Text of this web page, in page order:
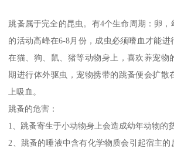
跳蚤属于完全的昆虫。有4个生命周期：卵
的活动高峰在6-8月份，成虫必须嗜血才能进
在猫、狗、鼠、猪等动物身上，喜欢养宠物
期进行体外驱虫，宠物携带的跳蚤便会扩散
上吸血。
跳蚤的危害：
1、跳蚤寄生于小动物身上会造成幼年动物的
2、跳蚤的唾液中含有化学物质会引起宿主